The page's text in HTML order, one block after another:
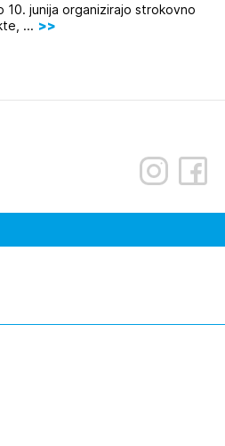
junija organizirajo strokovno
...